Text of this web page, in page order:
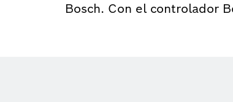
Bosch. Con el controlador